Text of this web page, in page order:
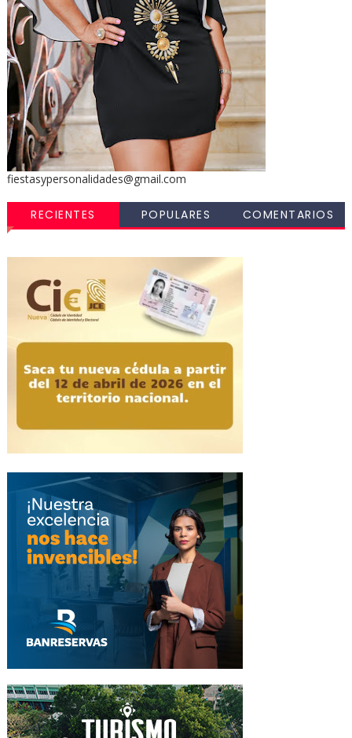
fiestasypersonalidades@gmail.com
RECIENTES POPULARES COMENTARIOS